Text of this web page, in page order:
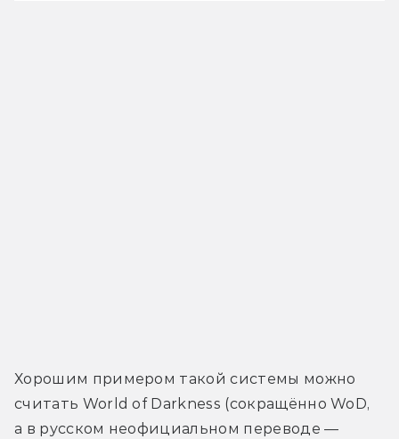
Хорошим примером такой системы можно
считать World of Darkness (сокращённо WoD,
а в русском неофициальном переводе —